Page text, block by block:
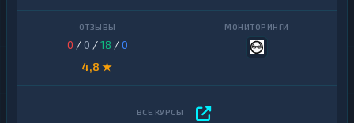
0 / 0 /18 /0
4,8 ★